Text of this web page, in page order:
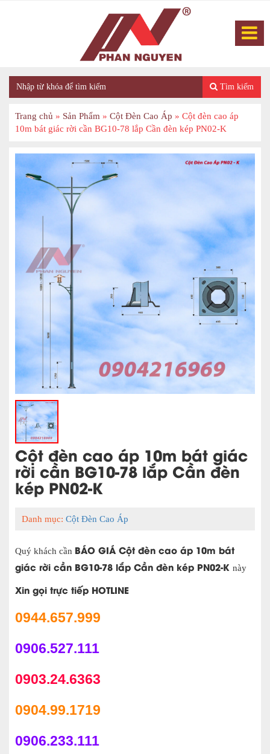
Tìm kiếm
Trang chủ » Sản Phẩm » Cột Đèn Cao Áp » Cột đèn cao áp
10m bát giác rời cần BG10-78 lắp Cần đèn kép PN02-K
Cột đèn cao áp 10m bát giác
rời cần BG10-78 lắp Cần đèn
kép PN02-K
Danh mục: Cột Đèn Cao Áp
Quý khách cần BÁO GIÁ Cột đèn cao áp 10m bát
giác rời cần BG10-78 lắp Cần đèn kép PN02-K này
Xin gọi trực tiếp HOTLINE
0944.657.999
0906.527.111
0903.24.6363
0904.99.1719
0906.233.111